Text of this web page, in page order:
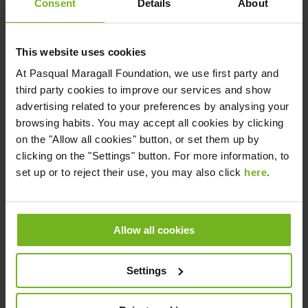
Consent Details About
This website uses cookies
At Pasqual Maragall Foundation, we use first party and
third party cookies to improve our services and show
advertising related to your preferences by analysing your
browsing habits. You may accept all cookies by clicking
on the "Allow all cookies" button, or set them up by
clicking on the "Settings" button. For more information, to
set up or to reject their use, you may also click here.
Allow all cookies
Settings
Crear un álbum
que se tengan al alcance. Dedicárselo a su
familiar con comentarios, dibujos, etc. Éste
podrá verlo más adelante, o se le pueden
enviar fotos del álbum para que pueda irlo
viendo durante el periodo de
confinamiento y, tal vez, comentarlo en
alguno de los momentos de contacto a
Realizar alguna manualidad, prenda de
vestir o complemento: Sentiremos que le
dedicamos ese tiempo, y será
reconfortante cuando se le pueda entregar.